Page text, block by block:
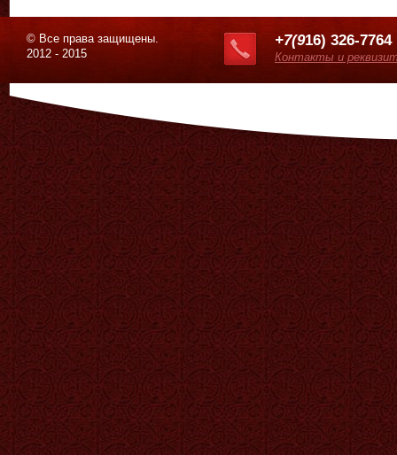
© Все права защищены.
2012 - 2015
+7(916) 326-7764
Контакты и